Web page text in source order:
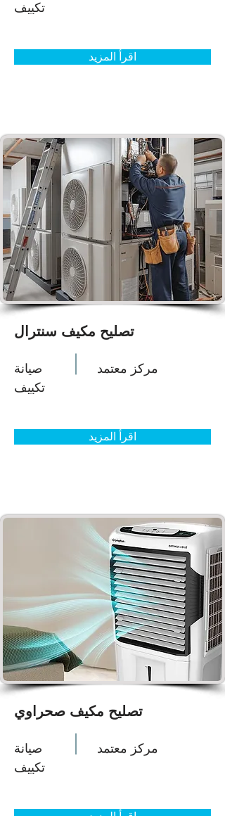
تكييف
اقرأ المزيد
تصليح مكيف سنترال
صيانة
تكييف
مركز معتمد
اقرأ المزيد
تصليح مكيف صحراوي
صيانة
تكييف
مركز معتمد